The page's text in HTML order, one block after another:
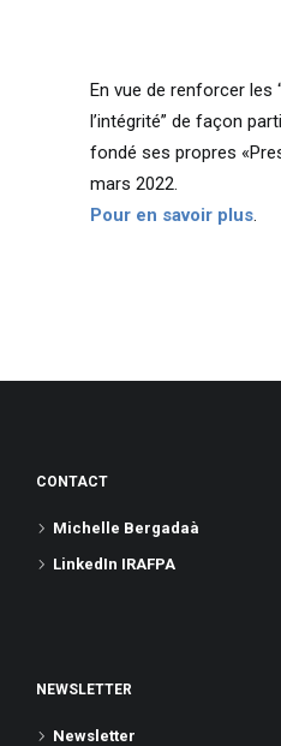
En vue de renforcer les
l’intégrité” de façon
fondé ses propres
mars 2022.
Pour en savoir plus.
CONTACT
Michelle Bergadaà
LinkedIn IRAFPA
NEWSLETTER
Newsletter